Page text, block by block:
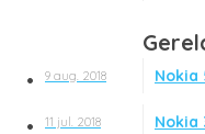
9 aug. 2018 Nokia
11 jul. 2018 Nokia